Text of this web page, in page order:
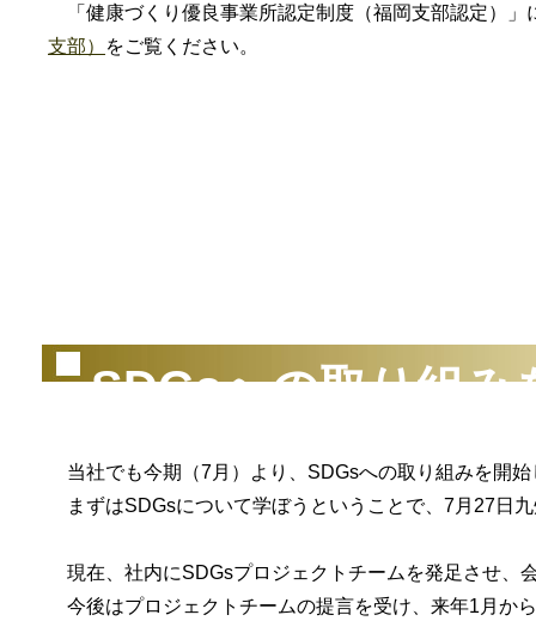
「健康づくり優良事業所認定制度（福岡支部認定）」
支部）
をご覧ください。
SDGsへの取り組み
当社でも今期（7月）より、SDGsへの取り組みを開始
まずはSDGsについて学ぼうということで、7月27日
現在、社内にSDGsプロジェクトチームを発足させ、
今後はプロジェクトチームの提言を受け、来年1月か